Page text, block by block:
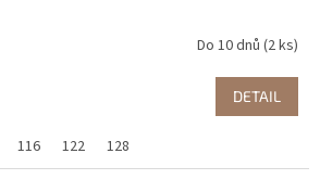
Do 10 dnů (2 ks)
DETAIL
116 122 128